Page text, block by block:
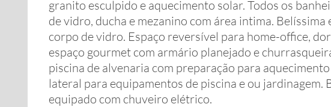
granito esculpido e aquecimento solar. Todos os
de vidro, ducha e mezanino com área intima.
corpo de vidro. Espaço reversível para home-office,
espaço gourmet com armário planejado e
piscina de alvenaria com preparação para
lateral para equipamentos de piscina e ou jardinagem.
equipado com chuveiro elétrico.